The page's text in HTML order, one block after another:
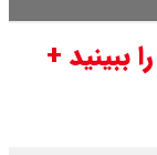
ببینید +